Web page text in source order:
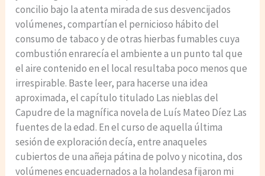
concilio bajo la atenta mirada de sus desvencijados
volúmenes, compartían el pernicioso hábito del
consumo de tabaco y de otras hierbas fumables cuya
combustión enrarecía el ambiente a un punto tal que
el aire contenido en el local resultaba poco menos que
irrespirable. Baste leer, para hacerse una idea
aproximada, el capítulo titulado Las nieblas del
Capudre de la magnífica novela de Luís Mateo Díez Las
fuentes de la edad. En el curso de aquella última
sesión de exploración decía, entre anaqueles
cubiertos de una añeja pátina de polvo y nicotina, dos
volúmenes encuadernados a la holandesa fijaron mi